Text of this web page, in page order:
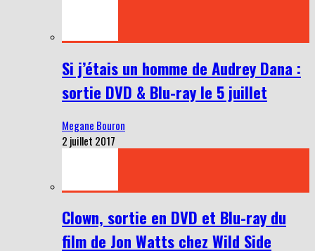
Si j’étais un homme de Audrey Dana :
sortie DVD & Blu-ray le 5 juillet
Megane Bouron
2 juillet 2017
Clown, sortie en DVD et Blu-ray du
film de Jon Watts chez Wild Side